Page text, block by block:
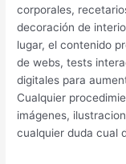
corporales,
decoración de
lugar, el contenido
de webs, tests
digitales para
Cualquier
imágenes,
cualquier duda cual